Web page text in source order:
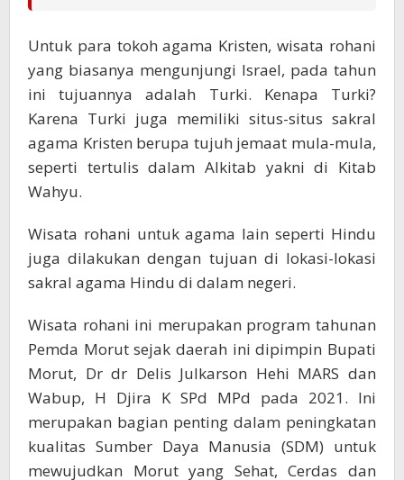
Untuk para tokoh agama Kristen, wisata rohani
yang biasanya mengunjungi Israel, pada tahun
ini tujuannya adalah Turki. Kenapa Turki?
Karena Turki juga memiliki situs-situs sakral
agama Kristen berupa tujuh jemaat mula-mula,
seperti tertulis dalam Alkitab yakni di Kitab
Wahyu.
Wisata rohani untuk agama lain seperti Hindu
juga dilakukan dengan tujuan di lokasi-lokasi
sakral agama Hindu di dalam negeri.
Wisata rohani ini merupakan program tahunan
Pemda Morut sejak daerah ini dipimpin Bupati
Morut, Dr dr Delis Julkarson Hehi MARS dan
Wabup, H Djira K SPd MPd pada 2021. Ini
merupakan bagian penting dalam peningkatan
kualitas Sumber Daya Manusia (SDM) untuk
mewujudkan Morut yang Sehat, Cerdas dan